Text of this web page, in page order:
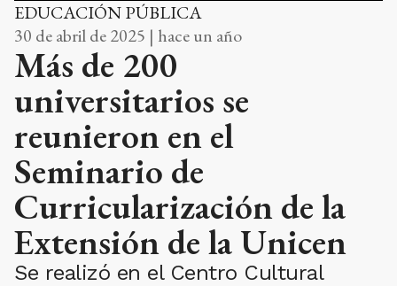
EDUCACIÓN PÚBLICA
30 de abril de 2025 | hace un año
Más de 200
universitarios se
reunieron en el
Seminario de
Curricularización de la
Extensión de la Unicen
Se realizó en el Centro Cultural